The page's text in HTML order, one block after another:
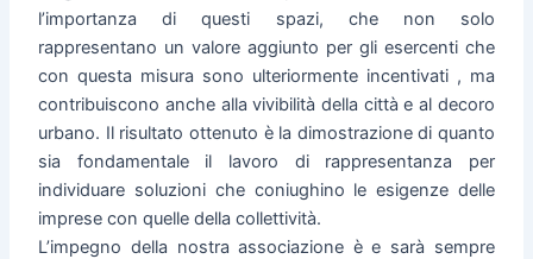
l’importanza di questi spazi, che non solo
rappresentano un valore aggiunto per gli esercenti che
con questa misura sono ulteriormente incentivati , ma
contribuiscono anche alla vivibilità della città e al decoro
urbano. Il risultato ottenuto è la dimostrazione di quanto
sia fondamentale il lavoro di rappresentanza per
individuare soluzioni che coniughino le esigenze delle
imprese con quelle della collettività.
L’impegno della nostra associazione è e sarà sempre